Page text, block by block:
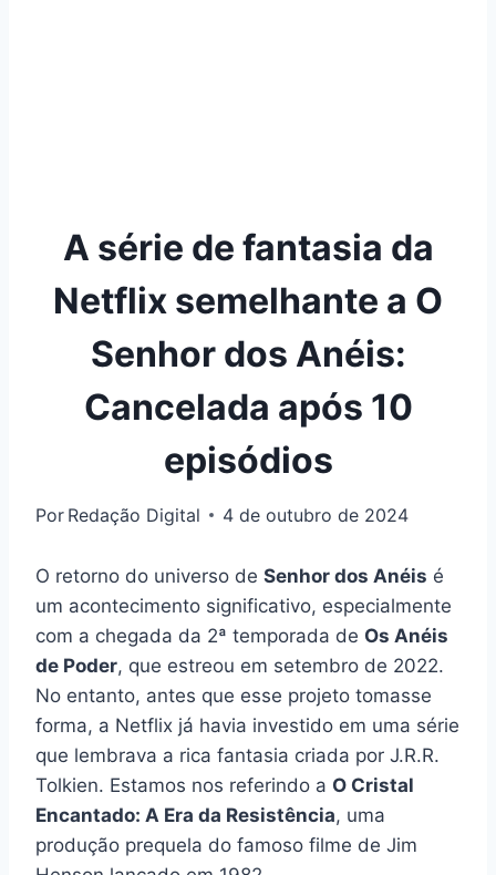
A série de fantasia da
Netflix semelhante a O
Senhor dos Anéis:
Cancelada após 10
episódios
Por Redação Digital 4 de outubro de 2024
O retorno do universo de Senhor dos Anéis é
um acontecimento significativo, especialmente
com a chegada da 2ª temporada de Os Anéis
de Poder, que estreou em setembro de 2022.
No entanto, antes que esse projeto tomasse
forma, a Netflix já havia investido em uma série
que lembrava a rica fantasia criada por J.R.R.
Tolkien. Estamos nos referindo a O Cristal
Encantado: A Era da Resistência, uma
produção prequela do famoso filme de Jim